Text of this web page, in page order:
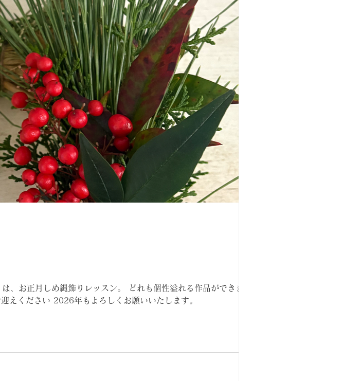
、お正月しめ縄飾りレッスン。 どれも個性溢れる作品ができまし
えください 2026年もよろしくお願いいたします。